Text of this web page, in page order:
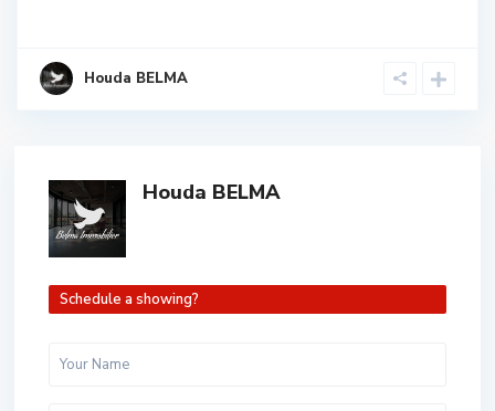
Houda BELMA
Houda BELMA
Schedule a showing?